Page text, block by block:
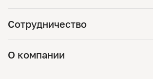
Сотрудничество
О компании